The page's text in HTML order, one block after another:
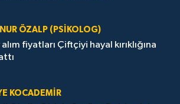
ÖZALP (PSIKOLOG)
fiyatları Çiftçiyi hayal kırıklığına
KOCADEMİR